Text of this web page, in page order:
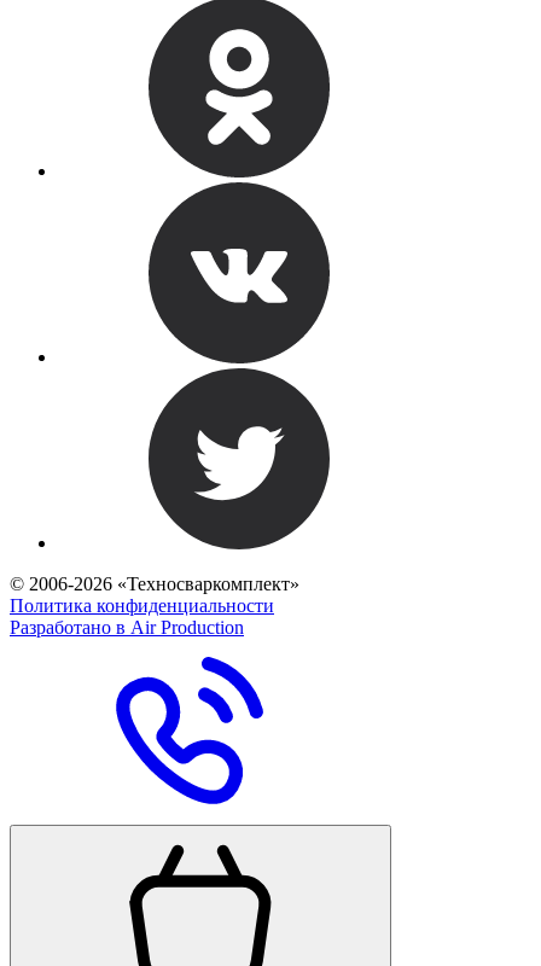
© 2006-2026 «Техносваркомплект»
Политика конфиденциальности
Разработано в Air Production